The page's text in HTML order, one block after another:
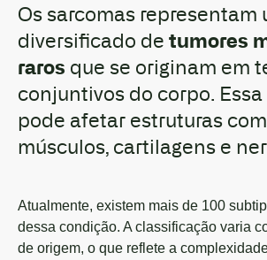
Os sarcomas representam
diversificado de tumores
raros que se originam em
conjuntivos do corpo.
pode afetar estruturas
músculos, cartilagens e
Atualmente, existem mais de 100
dessa condição. A classificação varia
de origem, o que reflete a